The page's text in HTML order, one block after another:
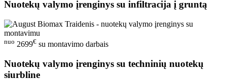
Nuotekų valymo įrenginys su infiltracija į gruntą
nuo 2699€ su montavimo darbais
Nuotekų valymo įrenginys su techninių nuotekų
siurbline